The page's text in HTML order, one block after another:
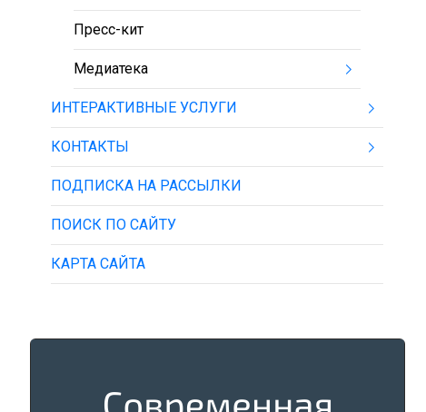
Пресс-кит
Медиатека
ИНТЕРАКТИВНЫЕ УСЛУГИ
КОНТАКТЫ
ПОДПИСКА НА РАССЫЛКИ
ПОИСК ПО САЙТУ
КАРТА САЙТА